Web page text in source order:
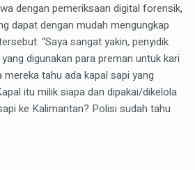
dengan pemeriksaan digital forensik,
dapat dengan mudah mengungkap
“Saya sangat yakin, penyidik
digunakan para preman untuk kari
tahu ada kapal sapi yang
itu milik siapa dan dipakai/dikelola
ke Kalimantan? Polisi sudah tahu